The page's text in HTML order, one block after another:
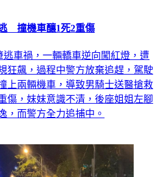
撞機車釀1死2重傷
逃車禍，一輛轎車逆向闖紅燈，遭
狂飆，過程中警方放棄追趕，駕駛
上兩輛機車，導致男騎士送醫搶救
傷，妹妹意識不清，後座姐姐左腳
，而警方全力追捕中。